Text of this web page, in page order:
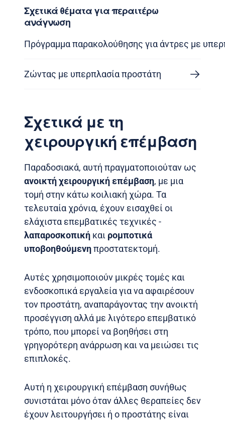
Σχετικά θέματα για περαιτέρω
ανάγνωση
Πρόγραμμα παρακολούθησης για άντρες με
Ζώντας με υπερπλασία προστάτη
Σχετικά με τη
χειρουργική επέμβαση
Παραδοσιακά, αυτή πραγματοποιούταν ως
ανοικτή χειρουργική επέμβαση, με μια
τομή στην κάτω κοιλιακή χώρα. Τα
τελευταία χρόνια, έχουν εισαχθεί οι
ελάχιστα επεμβατικές τεχνικές -
λαπαροσκοπική και ρομποτικά
υποβοηθούμενηπροστατεκτομή.
Αυτές χρησιμοποιούν μικρές τομές και
ενδοσκοπικά εργαλεία για να αφαιρέσουν
τον προστάτη, αναπαράγοντας την ανοικτή
προσέγγιση αλλά με λιγότερο επεμβατικό
τρόπο, που μπορεί να βοηθήσει στη
γρηγορότερη ανάρρωση και να μειώσει τις
επιπλοκές.
Αυτή η χειρουργική επέμβαση συνήθως
συνιστάται μόνο όταν άλλες θεραπείες δεν
έχουν λειτουργήσει ή ο προστάτης είναι